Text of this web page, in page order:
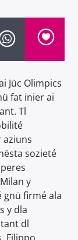
Jüc Olimpics
fat inier ai
Tl
aziuns
sozieté
y
gnü firmé ala
y dla
dl